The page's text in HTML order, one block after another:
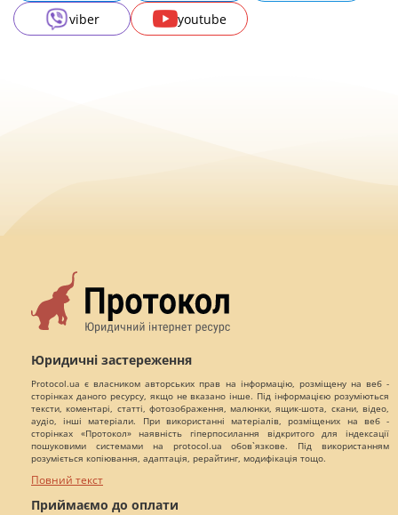
viber
youtube
Юридичні застереження
Protocol.ua є власником авторських прав на інформацію, розміщену на веб -
сторінках даного ресурсу, якщо не вказано інше. Під інформацією розуміються
тексти, коментарі, статті, фотозображення, малюнки, ящик-шота, скани, відео,
аудіо, інші матеріали. При використанні матеріалів, розміщених на веб -
сторінках «Протокол» наявність гіперпосилання відкритого для індексації
пошуковими системами на protocol.ua обов`язкове. Під використанням
розуміється копіювання, адаптація, рерайтинг, модифікація тощо.
Повний текст
Приймаємо до оплати